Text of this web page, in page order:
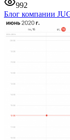
992
Блог компании